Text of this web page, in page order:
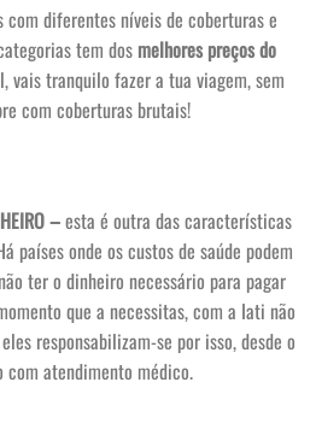
com diferentes níveis de coberturas e
tem dos melhores preços do
vais tranquilo fazer a tua viagem, sem
com coberturas brutais!
–esta é outra das características
países onde os custos de saúde podem
ter o dinheiro necessário para pagar
que a necessitas, com a Iati não
responsabilizam-se por isso, desde o
com atendimento médico.